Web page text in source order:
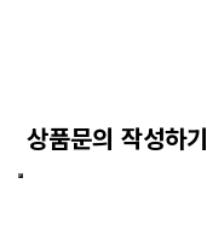
상품문의 작성하기